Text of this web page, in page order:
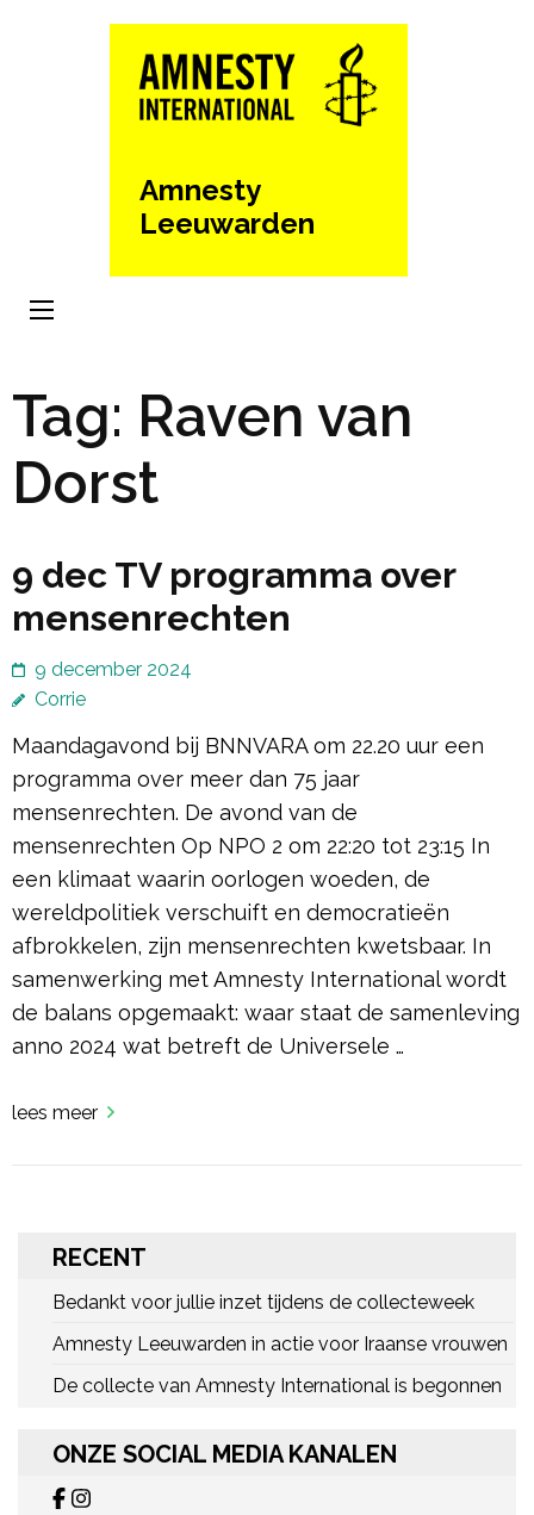
Amnesty
Leeuwarden
Tag: Raven van
Dorst
9 dec TV programma over
mensenrechten
9 december 2024
Corrie
Maandagavond bij BNNVARA om 22.20 uur een
programma over meer dan 75 jaar
mensenrechten. De avond van de
mensenrechten Op NPO 2 om 22:20 tot 23:15 In
een klimaat waarin oorlogen woeden, de
wereldpolitiek verschuift en democratieën
afbrokkelen, zijn mensenrechten kwetsbaar. In
samenwerking met Amnesty International wordt
de balans opgemaakt: waar staat de samenleving
anno 2024 wat betreft de Universele …
lees meer
RECENT
Bedankt voor jullie inzet tijdens de collecteweek
Amnesty Leeuwarden in actie voor Iraanse vrouwen
De collecte van Amnesty International is begonnen
ONZE SOCIAL MEDIA KANALEN